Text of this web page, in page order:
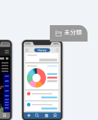
未分類